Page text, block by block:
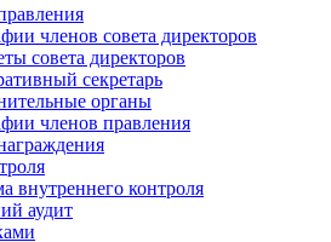
членов совета директоров
совета директоров
секретарь
органы
членов правления
внутреннего контроля
аудит